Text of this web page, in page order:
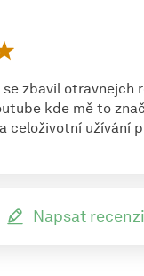
se zbavil otravnejch
kde mě to
celoživotní užívání
Napsat recenzi